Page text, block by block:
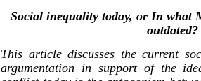
Social inequality today, or In what
outdated?
This article discusses the current
argumentation in support of the